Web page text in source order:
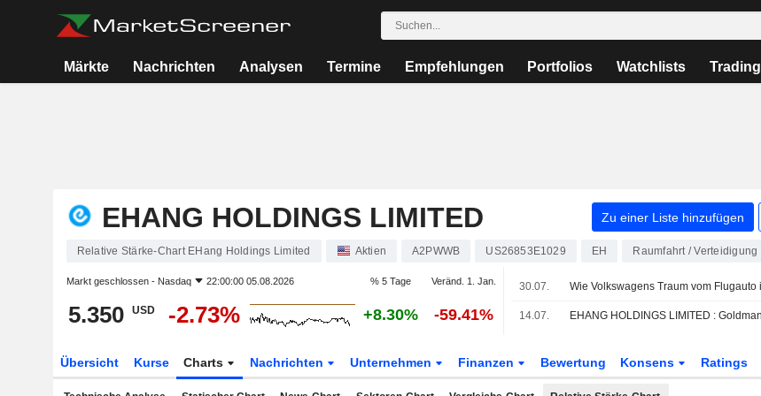
Märkte Nachrichten Analysen Termine Empfehlungen Portfolios Watchlists Trading
EHANG HOLDINGS LIMITED Zu einer Liste hinzufügen
Relative Stärke-Chart EHang Holdings Limited Aktien A2PWWB US26853E1029 EH Raumfahrt / Verteidigung
Markt geschlossen - Nasdaq 22:00:00 05.08.2026 % 5 Tage Veränd. 1. Jan.
5.350 USD -2.73% +8.30% -59.41%
30.07.
14.07.
Übersicht Kurse Charts Nachrichten Unternehmen Finanzen Bewertung Konsens Ratings